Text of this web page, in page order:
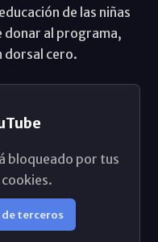
de las niñas
donar al programa,
dorsal cero.
bloqueado por tus
terceros